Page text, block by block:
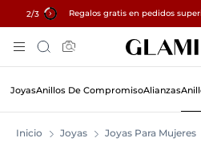
3/3 15% en
Regalos gratis en pedidos
✓ Devoluciones en 60 días
To
Content
Búsqueda
JoyasAnillos De CompromisoAlianzas
Inicio Joyas Joyas Para Mujeres